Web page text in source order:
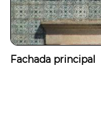
Fachada principal